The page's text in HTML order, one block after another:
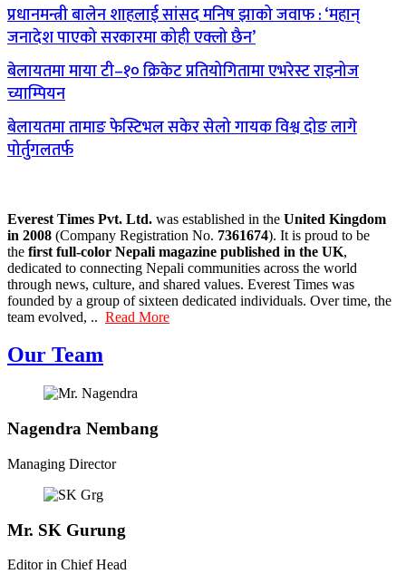
प्रधानमन्त्री बालेन शाहलाई सांसद मनिष झाको जवाफ : ‘महान्
जनादेश पाएको सरकारमा कोही एक्लो छैन’
बेलायतमा माया टी–१० क्रिकेट प्रतियोगितामा एभरेस्ट राइनोज
च्याम्पियन
बेलायतमा तामाङ फेस्टिभल सकेर सेलो गायक विश्व दोङ लागे
पोर्तुगलतर्फ
Everest Times Pvt. Ltd. was established in the United Kingdom
in 2008 (Company Registration No. 7361674). It is proud to be
the first full-color Nepali magazine published in the UK,
dedicated to connecting Nepali communities across the world
through news, culture, and shared values. Everest Times was
founded by a group of sixteen dedicated individuals. Over time, the
team evolved, .. Read More
Our Team
Nagendra Nembang
Managing Director
Mr. SK Gurung
Editor in Chief Head